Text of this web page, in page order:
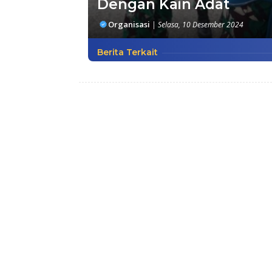
Dengan Kain Adat
Organisasi | Selasa, 10 Desember 2024
Berita Terkait